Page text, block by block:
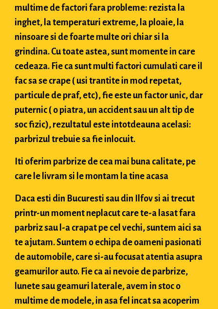
multime de factori fara probleme: rezista la
inghet, la temperaturi extreme, la ploaie, la
ninsoare si de foarte multe ori chiar si la
grindina. Cu toate astea, sunt momente in care
cedeaza. Fie ca sunt multi factori cumulati care il
fac sa se crape ( usi trantite in mod repetat,
particule de praf, etc), fie este un factor unic, dar
puternic ( o piatra, un accident sau un alt tip de
soc fizic), rezultatul este intotdeauna acelasi:
parbrizul trebuie sa fie inlocuit.
Iti oferim parbrize de cea mai buna calitate, pe
care le livram si le montam la tine acasa
Daca esti din Bucuresti sau din Ilfov si ai trecut
printr-un moment neplacut care te-a lasat fara
parbriz sau l-a crapat pe cel vechi, suntem aici sa
te ajutam. Suntem o echipa de oameni pasionati
de automobile, care si-au focusat atentia asupra
geamurilor auto. Fie ca ai nevoie de parbrize,
lunete sau geamuri laterale, avem in stoc o
multime de modele, in asa fel incat sa acoperim